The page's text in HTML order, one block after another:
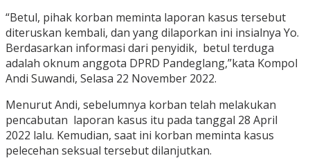
“Betul, pihak korban meminta laporan kasus tersebut
diteruskan kembali, dan yang dilaporkan ini insialnya Yo.
Berdasarkan informasi dari penyidik, betul terduga
adalah oknum anggota DPRD Pandeglang,”kata Kompol
Andi Suwandi, Selasa 22 November 2022.
Menurut Andi, sebelumnya korban telah melakukan
pencabutan laporan kasus itu pada tanggal 28 April
2022 lalu. Kemudian, saat ini korban meminta kasus
pelecehan seksual tersebut dilanjutkan.